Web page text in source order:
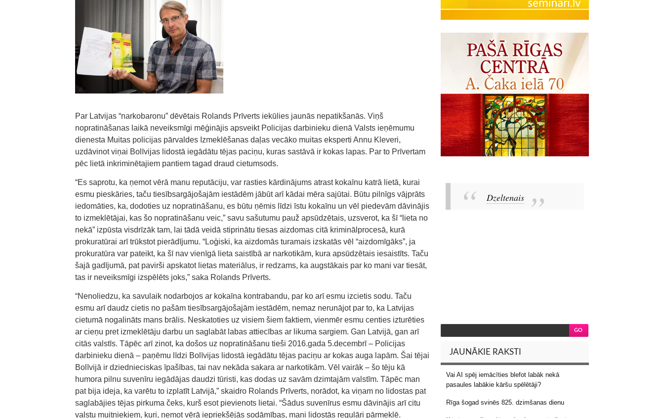
Par Latvijas “narkobaronu” dēvētais Rolands Prīverts iekūlies jaunās nepatikšanās. Viņš
nopratināšanas laikā neveiksmīgi mēģinājis apsveikt Policijas darbinieku dienā Valsts ieņēmumu
dienesta Muitas policijas pārvaldes Izmeklēšanas daļas vecāko muitas eksperti Annu Kleveri,
uzdāvinot viņai Bolīvijas lidostā iegādātu tējas paciņu, kuras sastāvā ir kokas lapas. Par to Prīvertam
pēc lietā inkriminētajiem pantiem tagad draud cietumsods.
“Es saprotu, ka ņemot vērā manu reputāciju, var rasties kārdinājums atrast kokaīnu katrā lietā, kurai
esmu pieskāries, taču tiesībsargājošajām iestādēm jābūt arī kādai mēra sajūtai. Būtu pilnīgs vājprāts
iedomāties, ka, dodoties uz nopratināšanu, es būtu ņēmis līdzi īstu kokaīnu un vēl piedevām dāvinājis
to izmeklētājai, kas šo nopratināšanu veic,” savu sašutumu pauž apsūdzētais, uzsverot, ka šī “lieta no
nekā” izpūsta visdrīzāk tam, lai tādā veidā stiprinātu tiesas aizdomas citā kriminālprocesā, kurā
prokuratūrai arī trūkstot pierādījumu. “Loģiski, ka aizdomās turamais izskatās vēl “aizdomīgāks”, ja
prokuratūra var pateikt, ka šī nav vienīgā lieta saistībā ar narkotikām, kura apsūdzētais iesaistīts. Taču
šajā gadījumā, pat pavirši apskatot lietas materiālus, ir redzams, ka augstākais par ko mani var tiesāt,
tas ir neveiksmīgi izspēlēts joks,” saka Rolands Prīverts.
“Nenoliedzu, ka savulaik nodarbojos ar kokaīna kontrabandu, par ko arī esmu izcietis sodu. Taču
esmu arī daudz cietis no pašām tiesībsargājošajām iestādēm, nemaz nerunājot par to, ka Latvijas
cietumā nogalināts mans brālis. Neskatoties uz visiem šiem faktiem, vienmēr esmu centies izturēties
ar cieņu pret izmeklētāju darbu un saglabāt labas attiecības ar likuma sargiem. Gan Latvijā, gan arī
citās valstīs. Tāpēc arī zinot, ka došos uz nopratināšanu tieši 2016.gada 5.decembrī – Policijas
darbinieku dienā – paņēmu līdzi Bolīvijas lidostā iegādātu tējas paciņu ar kokas auga lapām. Šai tējai
Bolīvijā ir dziednieciskas īpašības, tai nav nekāda sakara ar narkotikām. Vēl vairāk – šo tēju kā
humora pilnu suvenīru iegādājas daudzi tūristi, kas dodas uz savām dzimtajām valstīm. Tāpēc man
pat bija ideja, ka varētu to izplatīt Latvijā,” skaidro Rolands Prīverts, norādot, ka viņam no lidostas pat
saglabājies tējas pirkuma čeks, kurš esot pievienots lietai. “Šādus suvenīrus esmu dāvinājis arī citu
valstu muitniekiem, kuri, ņemot vērā iepriekšējās sodāmības, mani lidostās regulāri pārmeklē.
Dzeltenais
JAUNĀKIE RAKSTI
Vai AI spēj iemācīties blefot labāk nekā
pasaules labākie kāršu spēlētāji?
Rīga šogad svinēs 825. dzimšanas dienu